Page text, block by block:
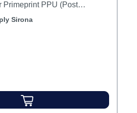
Primeprint PPU (Post
Primeprint arbeitet mit
sowie für ein umfassendes
Sirona